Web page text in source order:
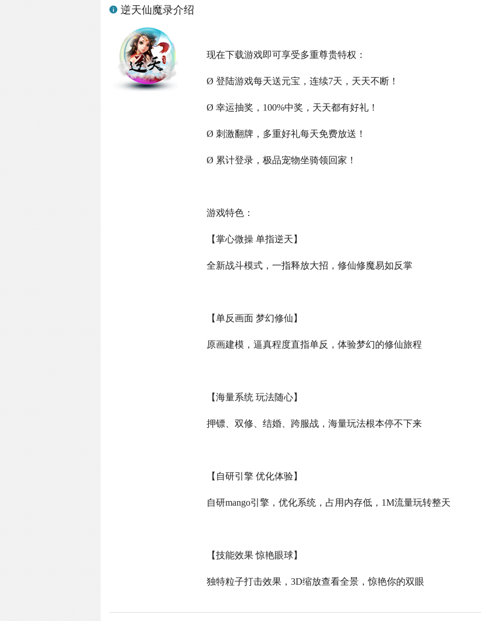
逆天仙魔录介绍
现在下载游戏即可享受多重尊贵特权：
Ø 登陆游戏每天送元宝，连续7天，天天不断！
Ø 幸运抽奖，100%中奖，天天都有好礼！
Ø 刺激翻牌，多重好礼每天免费放送！
Ø 累计登录，极品宠物坐骑领回家！
游戏特色：
【掌心微操 单指逆天】
全新战斗模式，一指释放大招，修仙修魔易如反掌
【单反画面 梦幻修仙】
原画建模，逼真程度直指单反，体验梦幻的修仙旅程
【海量系统 玩法随心】
押镖、双修、结婚、跨服战，海量玩法根本停不下来
【自研引擎 优化体验】
自研mango引擎，优化系统，占用内存低， 1M流量玩转整天
【技能效果 惊艳眼球】
独特粒子打击效果，3D缩放查看全景，惊艳你的双眼